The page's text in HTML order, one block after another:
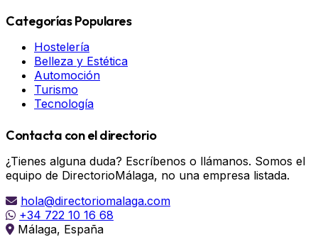
Categorías Populares
Hostelería
Belleza y Estética
Automoción
Turismo
Tecnología
Contacta con el directorio
¿Tienes alguna duda? Escríbenos o llámanos. Somos el
equipo de DirectorioMálaga, no una empresa listada.
hola@directoriomalaga.com
+34 722 10 16 68
Málaga, España